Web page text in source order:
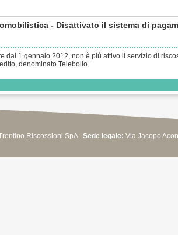
- Disattivato il sistema di
dal 1 gennaio 2012, non è più attivo il servizio di
denominato Telebollo.
Riscossioni SpA Sede legale: Via Jacopo